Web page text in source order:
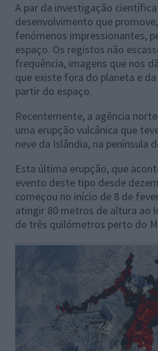
A par da investigação
desenvolvimento que
fenómenos impressionantes,
espaço. Os registos não
frequência, imagens que nos
que existe fora do planeta e
partir do espaço.
Recentemente, a agência
uma erupção vulcânica que
neve da Islândia, na península
Esta última erupção, que
evento deste tipo desde
começou no início de 8 de
atingir 80 metros de altura ao
de três quilómetros perto do